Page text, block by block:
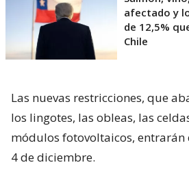
afectado y
de 12,5%
Chile
Las nuevas restricciones, que
los lingotes, las obleas, las
módulos fotovoltaicos, entrarán
4 de diciembre.